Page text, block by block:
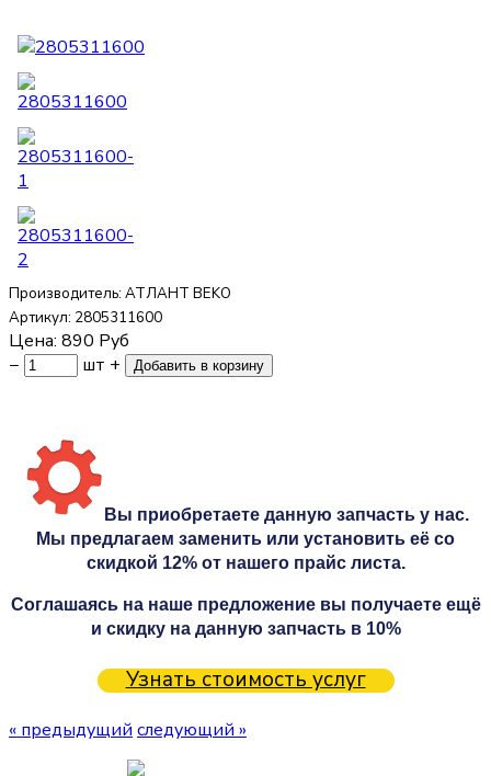
Производитель: АТЛАНТ BEKO
Артикул: 2805311600
Цена: 890 Руб
−
шт +
Вы приобретаете данную запчасть у нас.
Мы предлагаем заменить или установить её со
скидкой 12% от нашего прайс листа.
Соглашаясь на наше предложение вы получаете ещё
и скидку на данную запчасть в 10%
Узнать стоимость услуг
« предыдущий следующий »